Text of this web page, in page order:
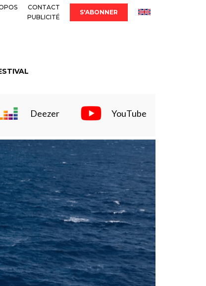
CONTACT
PUBLICITÉ
S'ABONNER
Deezer YouTube